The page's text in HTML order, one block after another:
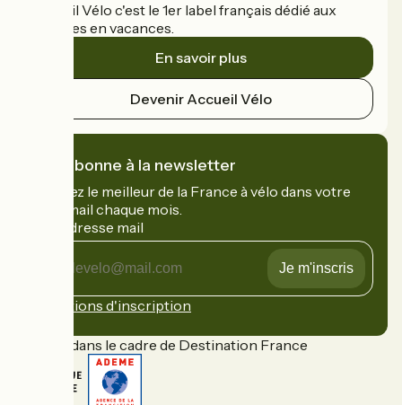
Accueil Vélo c'est le 1er label français dédié aux
cyclistes en vacances.
En savoir plus
Devenir Accueil Vélo
Je m'abonne à la newsletter
Recevez le meilleur de la France à vélo dans votre
boîte mail chaque mois.
Mon adresse mail
adresse
Conditions d'inscription
Financé dans le cadre de Destination France